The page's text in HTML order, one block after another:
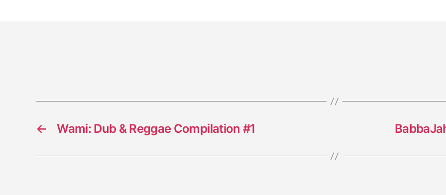
← Wami: Dub & Reggae Compilation #1